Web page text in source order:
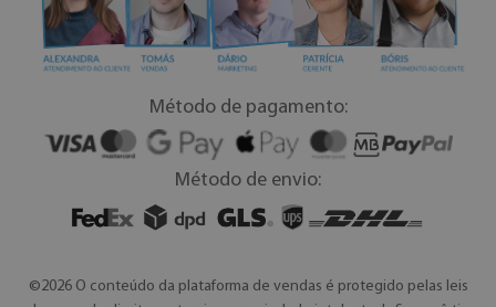
Método de pagamento:
Método de envio:
©2026 O conteúdo da plataforma de vendas é protegido pelas leis